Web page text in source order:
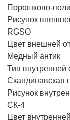
Порошково-
Рисунок
RGSO
Цвет внешней
Медный антик
Тип внутренней
Скандинавская
Рисунок
СК-4
Цвет